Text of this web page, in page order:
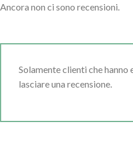
Ancora non ci sono recensioni.
Solamente clienti che
lasciare una recensione.